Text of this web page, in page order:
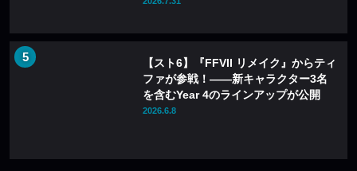
【スト6】『FFVII リメイク』からティ
ファが参戦！――新キャラクター3名
を含むYear 4のラインアップが公開
2026.6.8